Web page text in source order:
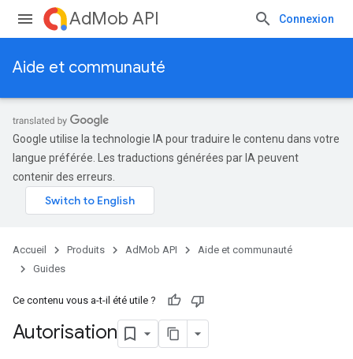
AdMob API Connexion
Aide et communauté
Google utilise la technologie IA pour traduire le contenu dans votre
langue préférée. Les traductions générées par IA peuvent
contenir des erreurs.
Accueil Produits AdMob API
Aide et communauté
Guides
Ce contenu vous a-t-il été utile ?
Autorisation